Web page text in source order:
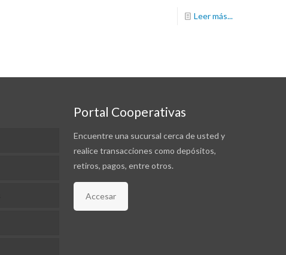
Leer más...
Portal Cooperativas
Encuentre una sucursal cerca de usted y
realice transacciones como depósitos,
retiros, pagos, entre otros.
Accesar